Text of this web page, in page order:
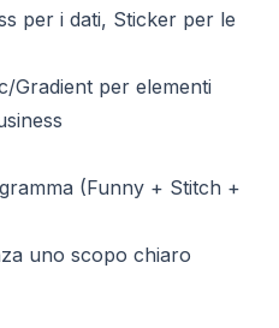
per i dati, Sticker per le
Gradient per elementi
(Funny + Stitch +
uno scopo chiaro